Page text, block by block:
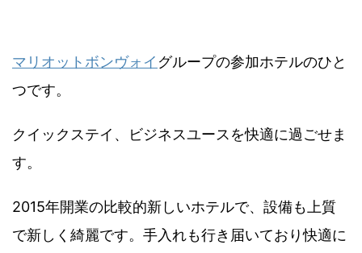
マリオットボンヴォイ グループの参加ホテルのひと
つです。
クイックステイ、ビジネスユースを快適に過ごせま
す。
2015年開業の比較的新しいホテルで、設備も上質
で新しく綺麗です。手入れも行き届いており快適に